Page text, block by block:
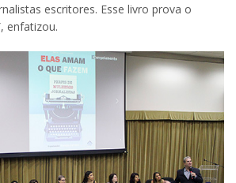
escritores. Esse livro prova o
enfatizou.